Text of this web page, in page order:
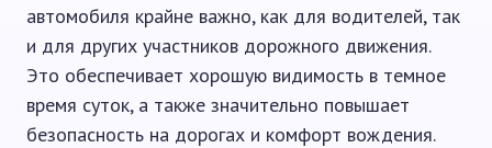
автомобиля крайне важно, как для водителей, так
и для других участников дорожного движения.
Это обеспечивает хорошую видимость в темное
время суток, а также значительно повышает
безопасность на дорогах и комфорт вождения.